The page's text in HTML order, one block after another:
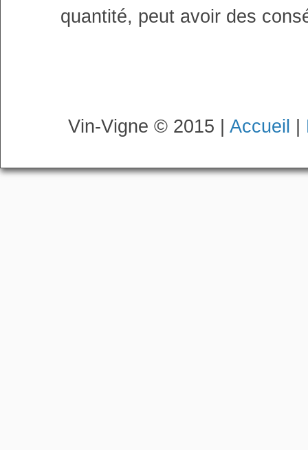
quantité, peut avoir des
Vin-Vigne © 2015 | Accueil